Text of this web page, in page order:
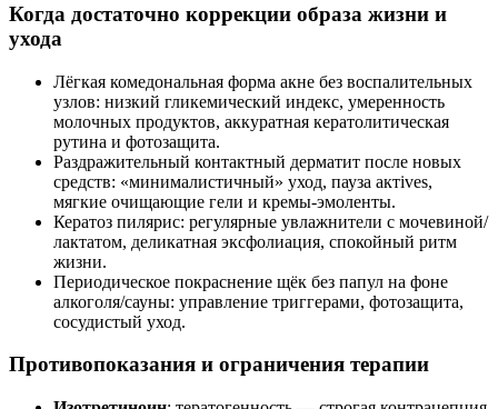
Когда достаточно коррекции образа жизни и
ухода
Лёгкая комедональная форма акне без воспалительных
узлов: низкий гликемический индекс, умеренность
молочных продуктов, аккуратная кератолитическая
рутина и фотозащита.
Раздражительный контактный дерматит после новых
средств: «минималистичный» уход, пауза актives,
мягкие очищающие гели и кремы‑эмоленты.
Кератоз пиляриc: регулярные увлажнители с мочевиной/
лактатом, деликатная эксфолиация, спокойный ритм
жизни.
Периодическое покраснение щёк без папул на фоне
алкоголя/сауны: управление триггерами, фотозащита,
сосудистый уход.
Противопоказания и ограничения терапии